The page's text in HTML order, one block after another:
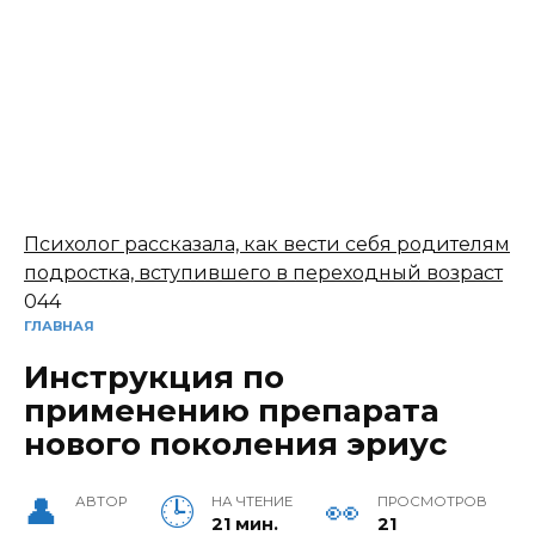
ГЛАВНАЯ
Инструкция по
применению препарата
нового поколения эриус
АВТОР НА ЧТЕНИЕ
21 мин.
ПРОСМОТРОВ
21
Психолог рассказала, как вести себя родителям
подростка, вступившего в переходный возраст
044